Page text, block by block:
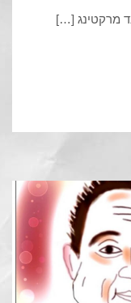
מרקטינג […]